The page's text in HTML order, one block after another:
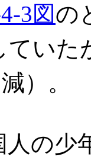
3図の
ていた
）。
の少